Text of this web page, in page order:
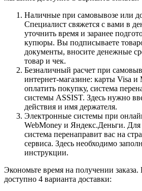
Наличные при самовывозе или
Специалист свяжется с вами в
уточнить время и заранее
купюры. Вы подписываете
документы, вносите денежные
товар и чек.
Безналичный расчет при
интернет-магазине: карты Visa и
оплатить покупку, система
системы ASSIST. Здесь нужно
действия и имя держателя.
Электронные системы при
WebMoney и Яндекс.Деньги.
система перенаправит вас на
сервиса. Здесь необходимо
инструкции.
Экономьте время на получении
доступно 4 варианта доставки: